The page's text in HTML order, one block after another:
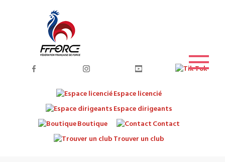
Espace licencié
Espace dirigeants
Boutique
Contact
Trouver un club